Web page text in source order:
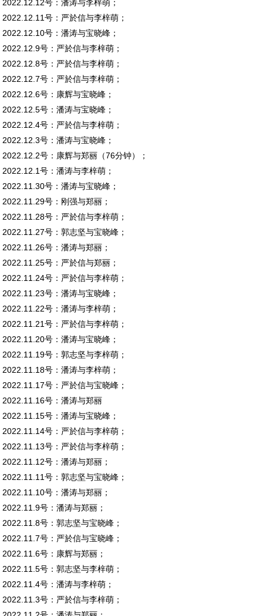
2022.12.12号：潘涛与李梓萌；
2022.12.11号：严於信与李梓萌；
2022.12.10号：潘涛与宝晓峰；
2022.12.9号：严於信与李梓萌；
2022.12.8号：严於信与李梓萌；
2022.12.7号：严於信与李梓萌；
2022.12.6号：康辉与宝晓峰；
2022.12.5号：潘涛与宝晓峰；
2022.12.4号：严於信与李梓萌；
2022.12.3号：潘涛与宝晓峰；
2022.12.2号：康辉与郑丽（76分钟）；
2022.12.1号：潘涛与李梓萌；
2022.11.30号：潘涛与宝晓峰；
2022.11.29号：刚强与郑丽；
2022.11.28号：严於信与李梓萌；
2022.11.27号：郭志坚与宝晓峰；
2022.11.26号：潘涛与郑丽；
2022.11.25号：严於信与郑丽；
2022.11.24号：严於信与李梓萌；
2022.11.23号：潘涛与宝晓峰；
2022.11.22号：潘涛与李梓萌；
2022.11.21号：严於信与李梓萌；
2022.11.20号：潘涛与宝晓峰；
2022.11.19号：郭志坚与李梓萌；
2022.11.18号：潘涛与李梓萌；
2022.11.17号：严於信与宝晓峰；
2022.11.16号：潘涛与郑丽
2022.11.15号：潘涛与宝晓峰；
2022.11.14号：严於信与李梓萌；
2022.11.13号：严於信与李梓萌；
2022.11.12号：潘涛与郑丽；
2022.11.11号：郭志坚与宝晓峰；
2022.11.10号：潘涛与郑丽；
2022.11.9号：潘涛与郑丽；
2022.11.8号：郭志坚与宝晓峰；
2022.11.7号：严於信与宝晓峰；
2022.11.6号：康辉与郑丽；
2022.11.5号：郭志坚与李梓萌；
2022.11.4号：潘涛与李梓萌；
2022.11.3号：严於信与李梓萌；